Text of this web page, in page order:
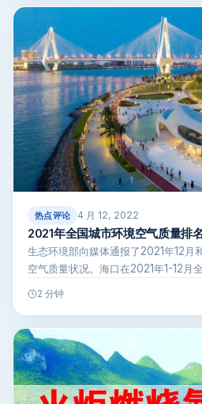
热点评论 4 月 12, 2022
2021年全国城市环境空气质量排
生态环境部向媒体通报了2021年12月
空气质量状况。海口在2021年1-12月
2 分钟